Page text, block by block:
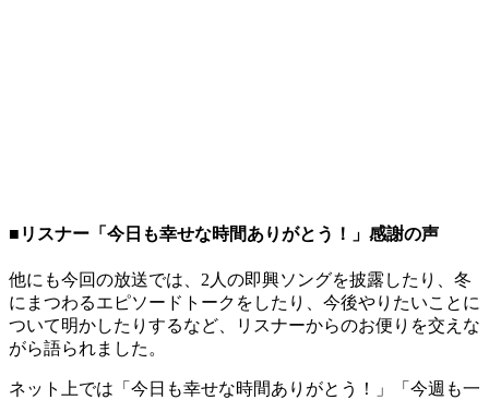
■リスナー「今日も幸せな時間ありがとう！」感謝の声
他にも今回の放送では、2人の即興ソングを披露したり、冬
にまつわるエピソードトークをしたり、今後やりたいことに
ついて明かしたりするなど、リスナーからのお便りを交えな
がら語られました。
ネット上では「今日も幸せな時間ありがとう！」「今週も一